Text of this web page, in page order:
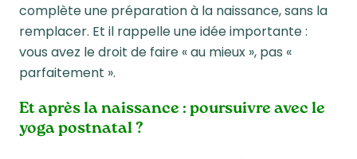
complète une préparation à la naissance, sans la
remplacer. Et il rappelle une idée importante :
vous avez le droit de faire « au mieux », pas «
parfaitement ».
Et après la naissance : poursuivre avec le
yoga postnatal ?